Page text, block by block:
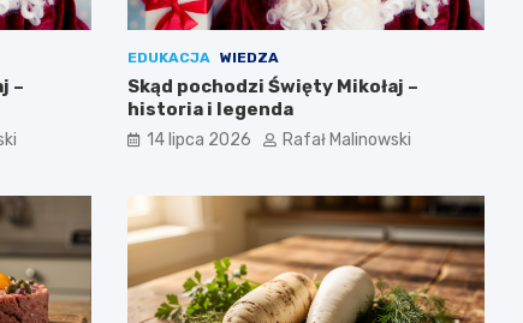
–
EDUKACJA WIEDZA
Skąd pochodzi Święty Mikołaj –
historia i legenda
14 lipca 2026 Rafał Malinowski